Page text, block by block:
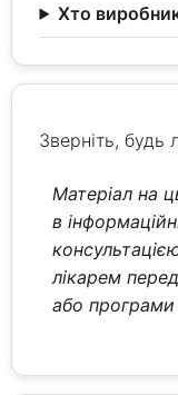
Хто
Зверніть, будь
Матеріал на
в
лікарем
або програми